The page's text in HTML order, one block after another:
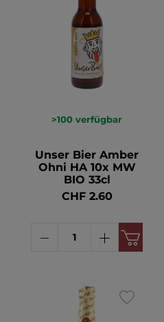
>100 verfügbar
Unser Bier Amber
Ohni HA 10x MW
BIO 33cl
CHF 2.60